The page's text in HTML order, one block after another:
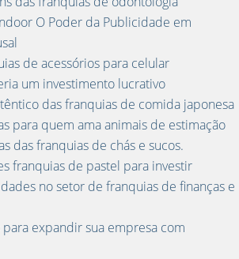
O Poder da Publicidade em
de acessórios para celular
um investimento lucrativo
das franquias de comida japonesa
para quem ama animais de estimação
das franquias de chás e sucos.
franquias de pastel para investir
no setor de franquias de finanças e
expandir sua empresa com